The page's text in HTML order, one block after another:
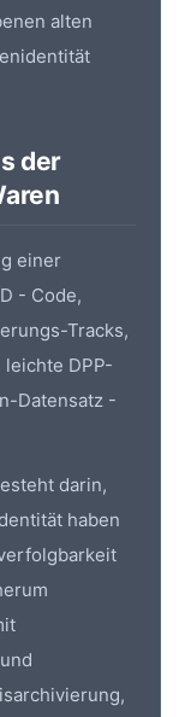
alten
der
einer
- Code,
Tracks,
DPP-
Datensatz -
darin,
haben